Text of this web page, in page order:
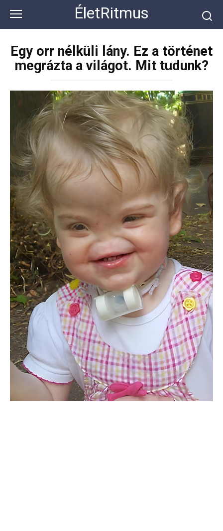
контенту
ÉletRitmus
Egy orr nélküli lány. Ez a történet
megrázta a világot. Mit tudunk?